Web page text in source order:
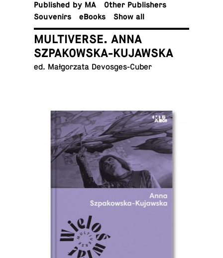
Pub­lished by MA
Other Publishers
Sou­venirs
eBooks Show all
MULTIVERSE. ANNA
SZPAKOWSKA-KUJAWSKA
ed. Małgorzata Devosges-Cuber